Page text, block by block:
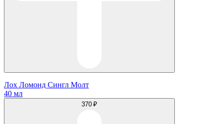
Лох Ломонд Сингл Молт
40 мл
370 ₽